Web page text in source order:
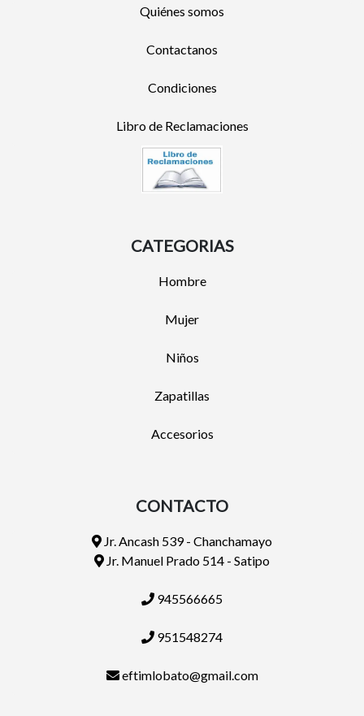
Quiénes somos
Contactanos
Condiciones
Libro de Reclamaciones
CATEGORIAS
Hombre
Mujer
Niños
Zapatillas
Accesorios
CONTACTO
Jr. Ancash 539 - Chanchamayo
Jr. Manuel Prado 514 - Satipo
945566665
951548274
eftimlobato@gmail.com